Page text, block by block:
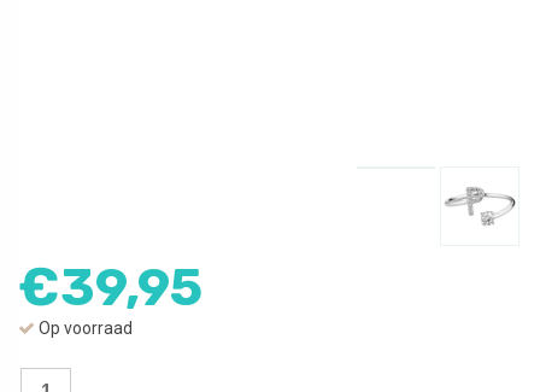
€39,95
Op voorraad
Letter